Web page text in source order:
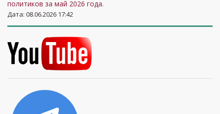
политиков за май 2026 года.
Дата: 08.06.2026 17:42